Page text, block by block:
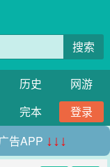
搜索
历史
网游
完本
登录
告APP ↓↓↓